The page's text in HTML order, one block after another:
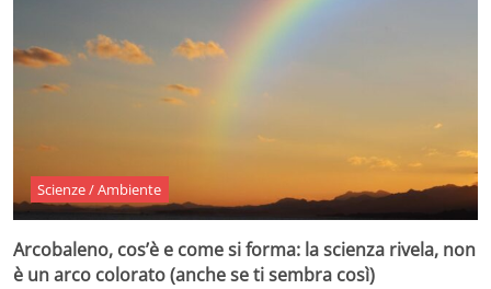
Scienze / Ambiente
Arcobaleno, cos’è e come si forma: la scienza rivela, non
è un arco colorato (anche se ti sembra così)